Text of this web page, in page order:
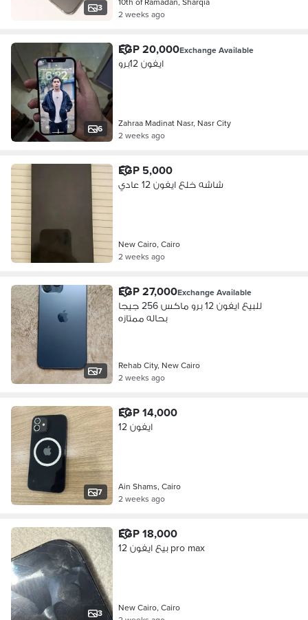
3
2 weeks ago
6
EGP 20,000Exchange Available
ايفون 12برو
Zahraa Madinat Nasr, Nasr City
2 weeks ago
EGP 5,000
شاشه خلع ايفون 12 عادي
New Cairo, Cairo
2 weeks ago
7
EGP 27,000Exchange Available
للبيع ايفون 12 برو ماكس 256 جيجا
بحاله ممتازه
Rehab City, New Cairo
2 weeks ago
7
EGP 14,000
ايفون 12
Ain Shams, Cairo
2 weeks ago
3
EGP 18,000
بيع ايفون 12 pro max
New Cairo, Cairo